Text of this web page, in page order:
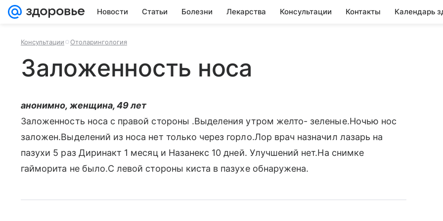
Новости Статьи Болезни Лекарства Консультации Контакты Календарь
Консультации Отоларингология
Заложенность носа
анонимно, женщина, 49 лет
Заложенность носа с правой стороны .Выделения утром желто- зеленые.Ночью нос
заложен.Выделений из носа нет только через горло.Лор врач назначил лазарь на
пазухи 5 раз Диринакт 1 месяц и Назанекс 10 дней. Улучшений нет.На снимке
гайморита не было.С левой стороны киста в пазухе обнаружена.